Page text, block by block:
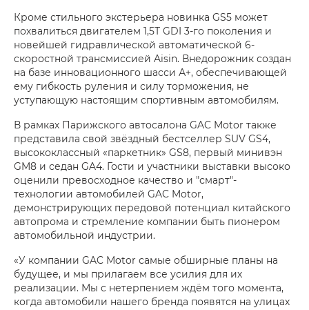
Кроме стильного экстерьера новинка GS5 может
похвалиться двигателем 1,5Т GDI 3-го поколения и
новейшей гидравлической автоматической 6-
скоростной трансмиссией Aisin. Внедорожник создан
на базе инновационного шасси А+, обеспечивающей
ему гибкость руления и силу торможения, не
уступающую настоящим спортивным автомобилям.
В рамках Парижского автосалона GAC Motor также
представила свой звёздный бестселлер SUV GS4,
высококлассный «паркетник» GS8, первый минивэн
GM8 и седан GA4. Гости и участники выставки высоко
оценили превосходное качество и "смарт"-
технологии автомобилей GAC Motor,
демонстрирующих передовой потенциал китайского
автопрома и стремление компании быть пионером
автомобильной индустрии.
«У компании GAC Motor самые обширные планы на
будущее, и мы прилагаем все усилия для их
реализации. Мы с нетерпением ждём того момента,
когда автомобили нашего бренда появятся на улицах